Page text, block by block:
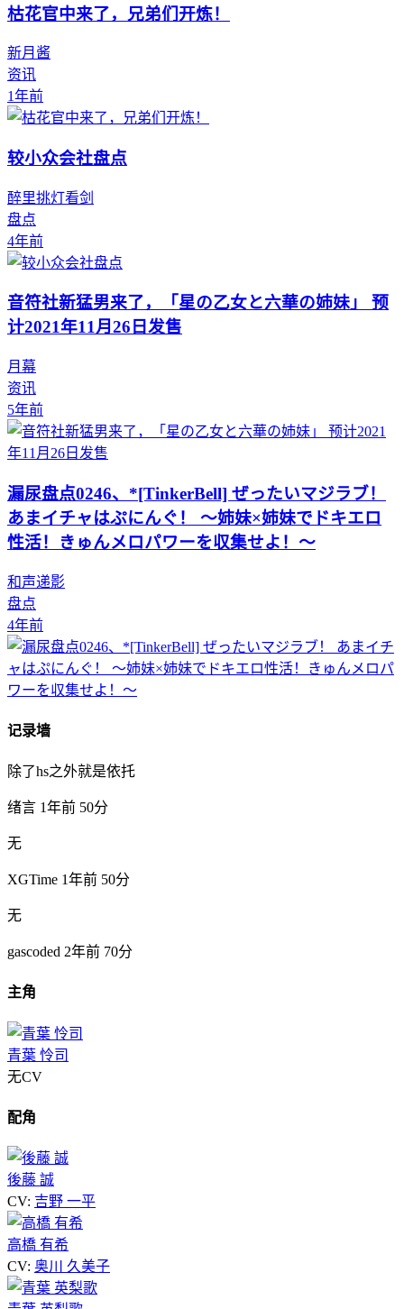
枯花官中来了，兄弟们开炼！
新月酱
资讯
1年前
较小众会社盘点
醉里挑灯看剑
盘点
4年前
音符社新猛男来了，「星の乙女と六華の姉妹」 预
计2021年11月26日发售
月幕
资讯
5年前
漏尿盘点0246、*[TinkerBell] ぜったいマジラブ！
あまイチャはぷにんぐ！ ～姉妹×姉妹でドキエロ
性活！きゅんメロパワーを収集せよ！～
和声递影
盘点
4年前
记录墙
除了hs之外就是依托
绪言 1年前 50分
无
XGTime 1年前 50分
无
gascoded 2年前 70分
主角
青葉 怜司
无CV
配角
後藤 誠
CV: 吉野 一平
高橋 有希
CV: 奥川 久美子